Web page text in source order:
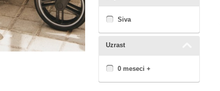
Siva
Uzrast
0 meseci +